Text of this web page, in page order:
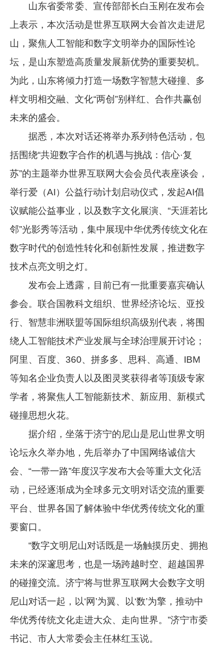
山东省委常委、宣传部部长白玉刚在发布会
上表示，本次活动是世界互联网大会首次走进尼
山，聚焦人工智能和数字文明举办的国际性论
坛，是山东塑造高质量发展新优势的重要契机。
为此，山东将倾力打造一场数字智慧大碰撞、多
样文明相交融、文化“两创”别样红、合作共赢创
未来的盛会。
据悉，本次对话还将举办系列特色活动，包
括围绕“共迎数字合作的机遇与挑战：信心·复
苏”的主题举办世界互联网大会会员代表座谈会，
举行爱（AI）公益行动计划启动仪式，发起AI倡
议赋能公益事业，以及数字文化展演、“天涯若比
邻”光影秀等活动，集中展现中华优秀传统文化在
数字时代的创造性转化和创新性发展，推进数字
技术点亮文明之灯。
发布会上透露，目前已有一批重要嘉宾确认
参会。联合国教科文组织、世界经济论坛、亚投
行、智慧非洲联盟等国际组织高级别代表，将围
绕人工智能技术产业发展与全球治理展开讨论；
阿里、百度、360、拼多多、思科、高通、IBM
等知名企业负责人以及图灵奖获得者等顶级专家
学者，将聚焦人工智能新技术、新应用、新模式
碰撞思想火花。
据介绍，坐落于济宁的尼山是尼山世界文明
论坛永久举办地，先后举办了中国网络诚信大
会、“一带一路”年度汉字发布大会等重大文化活
动，已经逐渐成为全球多元文明对话交流的重要
平台、世界各国了解体验中华优秀传统文化的重
要窗口。
“数字文明尼山对话既是一场触摸历史、拥抱
未来的深邃思考，也是一场跨越时空、超越国界
的碰撞交流。济宁将与世界互联网大会数字文明
尼山对话一起，以‘网’为翼、以‘数’为擎，推动中
华优秀传统文化走进大众、走向世界。”济宁市委
书记、市人大常委会主任林红玉说。